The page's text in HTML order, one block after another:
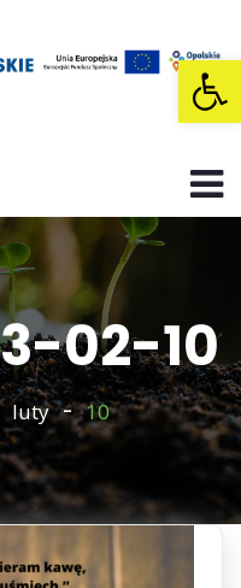
02-10
luty 10